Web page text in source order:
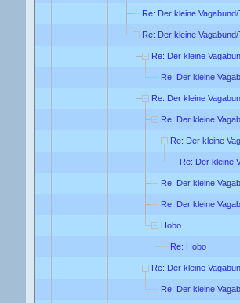
Re: Der kleine
Re: Der kleine
Re: Der kleine
Re: Der kleine
Re: Der kleine
Re: Der kleine
Re: Der kleine
Re: Der kleine
Re: Der kleine
Re: Der kleine
Hobo
Re: Hobo
Re: Der kleine
Re: Der kleine